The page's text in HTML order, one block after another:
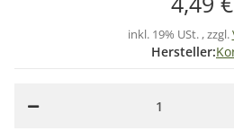
inkl. 19% USt. , zzgl.
Hersteller: